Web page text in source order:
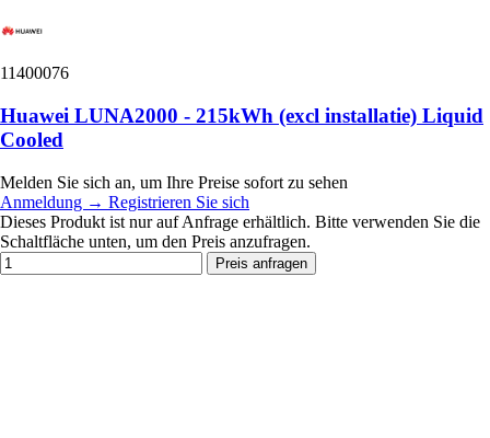
11400076
Huawei LUNA2000 - 215kWh (excl installatie) Liquid
Cooled
Melden Sie sich an, um Ihre Preise sofort zu sehen
Anmeldung → Registrieren Sie sich
Dieses Produkt ist nur auf Anfrage erhältlich. Bitte verwenden Sie die
Schaltfläche unten, um den Preis anzufragen.
Preis anfragen